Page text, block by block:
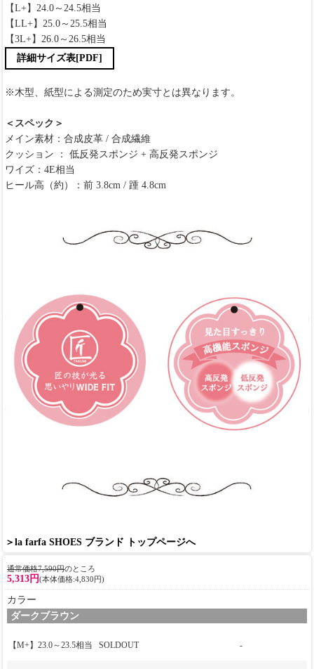
【L+】24.0～24.5相当
【LL+】25.0～25.5相当
【3L+】26.0～26.5相当
詳細サイズ表[PDF]
※木型、紙型による測定のため実寸とは異なります。
＜スペック＞
メイン素材：合成皮革 / 合成繊維
クッション ： 低反発スポンジ + 高反発スポンジ
ワイズ：4E相当
ヒール高（約）：前 3.8cm / 踵 4.8cm
＞la farfa SHOES ブランド トップページへ
通常価格7,590円のところ
5,313円(本体価格:4,830円)
カラー
ダークブラウン
【M+】23.0～23.5相当 SOLDOUT -